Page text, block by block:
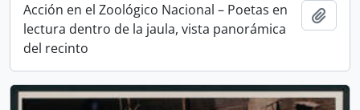
Acción en el Zoológico Nacional – Poetas en
lectura dentro de la jaula, vista panorámica
del recinto